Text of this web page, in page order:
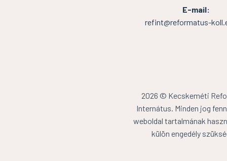
E-mail:
refint@reformatus-
2026 © Kecskeméti
Internátus. Minden jog
weboldal tartalmának
külön engedély